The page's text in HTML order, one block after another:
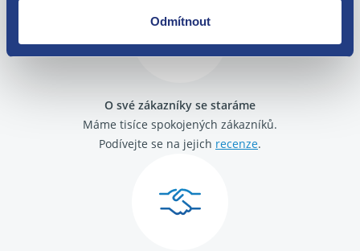
Odmítnout
O své zákazníky se staráme
Máme tisíce spokojených zákazníků.
Podívejte se na jejich recenze.